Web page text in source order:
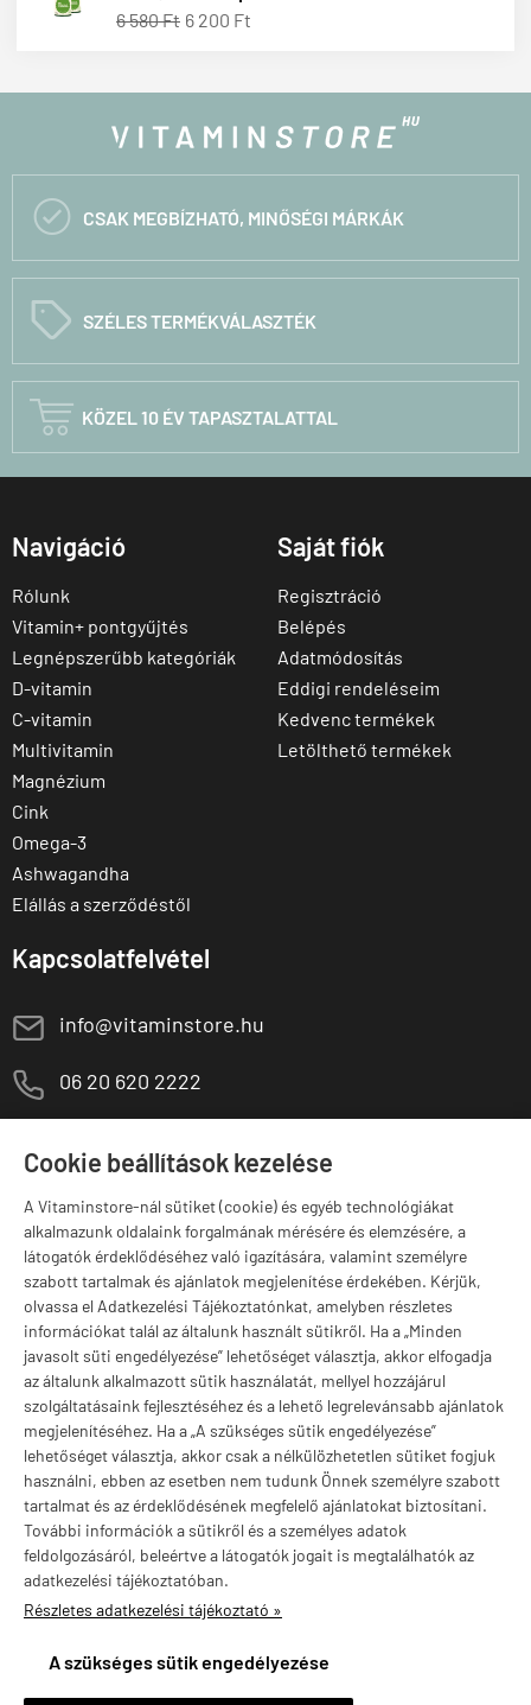
Cookie beállítások kezelése
A Vitaminstore-nál sütiket (cookie) és egyéb technológiákat
alkalmazunk oldalaink forgalmának mérésére és elemzésére, a
látogatók érdeklődéséhez való igazítására, valamint személyre
szabott tartalmak és ajánlatok megjelenítése érdekében. Kérjük,
olvassa el Adatkezelési Tájékoztatónkat, amelyben részletes
információkat talál az általunk használt sütikről. Ha a „Minden
javasolt süti engedélyezése” lehetőséget választja, akkor elfogadja
az általunk alkalmazott sütik használatát, mellyel hozzájárul
szolgáltatásaink fejlesztéséhez és a lehető legrelevánsabb ajánlatok
megjelenítéséhez. Ha a „A szükséges sütik engedélyezése”
lehetőséget választja, akkor csak a nélkülözhetetlen sütiket fogjuk
használni, ebben az esetben nem tudunk Önnek személyre szabott
tartalmat és az érdeklődésének megfelelő ajánlatokat biztosítani.
További információk a sütikről és a személyes adatok
feldolgozásáról, beleértve a látogatók jogait is megtalálhatók az
adatkezelési tájékoztatóban.
Részletes adatkezelési tájékoztató »
A szükséges sütik engedélyezése
6 580 Ft 6 200 Ft
 CSAK MEGBÍZHATÓ, MINŐSÉGI MÁRKÁK
C SZÉLES TERMÉKVÁLASZTÉK
 KÖZEL 10 ÉV TAPASZTALATTAL
Navigáció
Rólunk
Vitamin+ pontgyűjtés
Legnépszerűbb kategóriák
D-vitamin
C-vitamin
Multivitamin
Magnézium
Cink
Omega-3
Ashwagandha
Elállás a szerződéstől
Saját fiók
Regisztráció
Belépés
Adatmódosítás
Eddigi rendeléseim
Kedvenc termékek
Letölthető termékek
Kapcsolatfelvétel
E info@vitaminstore.hu
M 06 20 620 2222
Szugló u. 83-85.
Márkák
Valuta választás
vitaminstore.hu -Vitaminstore / Gymstore Hungary